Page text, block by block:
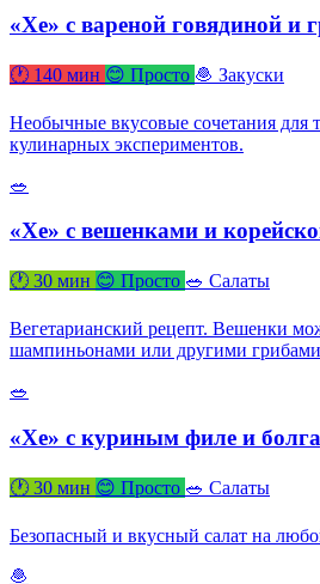
«Хе» с вареной говядиной и
🕐 140 мин 😊 Просто 🧆 Закуски
Необычные вкусовые сочетания для
кулинарных экспериментов.
🥗
«Хе» с вешенками и
🕐 30 мин 😊 Просто 🥗 Салаты
Вегетарианский рецепт. Вешенки
шампиньонами или другими
🥗
«Хе» с куриным филе и
🕐 30 мин 😊 Просто 🥗 Салаты
Безопасный и вкусный салат на
🧆